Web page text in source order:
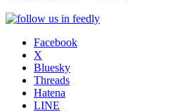
Facebook
X
Bluesky
Threads
Hatena
LINE